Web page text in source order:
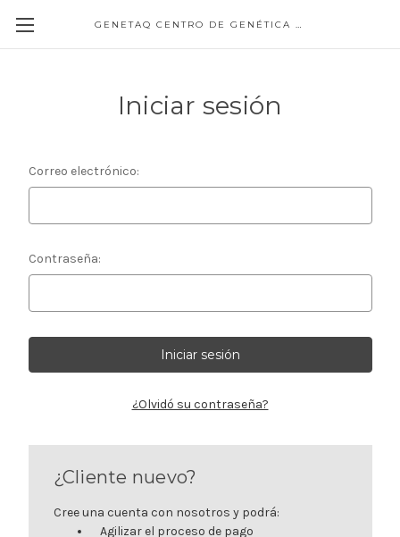
GENETAQ CENTRO DE GENÉTICA MOLECULAR
Iniciar sesión
Correo electrónico:
Contraseña:
¿Olvidó su contraseña?
¿Cliente nuevo?
Cree una cuenta con nosotros y podrá:
Agilizar el proceso de pago